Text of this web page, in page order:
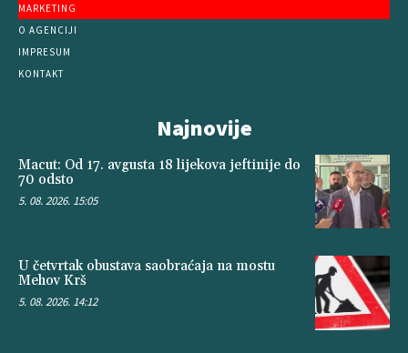
MARKETING
O AGENCIJI
IMPRESUM
KONTAKT
Najnovije
Macut: Od 17. avgusta 18 lijekova jeftinije do
70 odsto
5. 08. 2026. 15:05
U četvrtak obustava saobraćaja na mostu
Mehov Krš
5. 08. 2026. 14:12